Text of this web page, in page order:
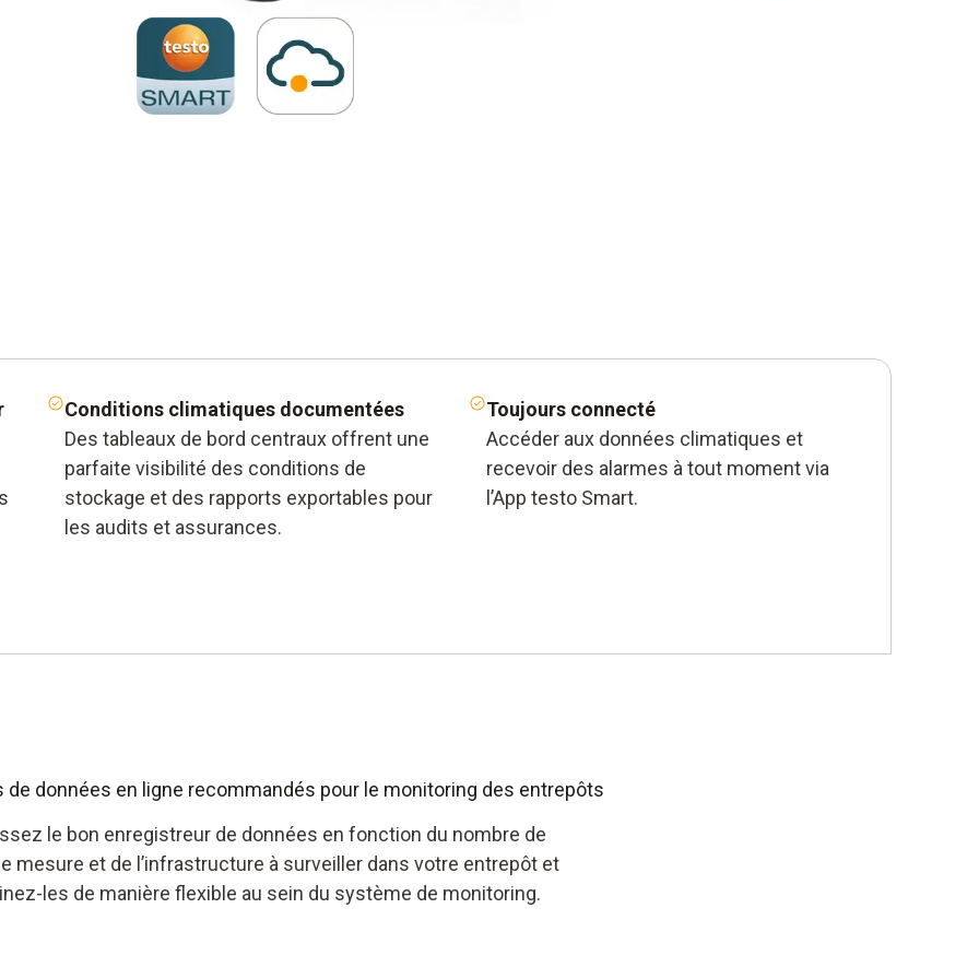
Conditions climatiques documentées
Des tableaux de bord centraux offrent une
parfaite visibilité des conditions de
stockage et des rapports exportables pour
les audits et assurances.
Toujours connecté
Accéder aux données climatiques et
recevoir des alarmes à tout moment via
l’App testo Smart.
de données en ligne recommandés pour le monitoring des entrepôts
le bon enregistreur de données en fonction du nombre de
mesure et de l’infrastructure à surveiller dans votre entrepôt et
les de manière flexible au sein du système de monitoring.